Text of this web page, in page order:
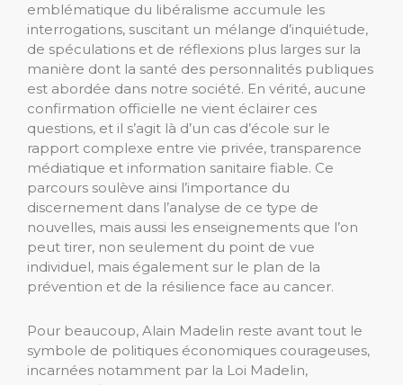
emblématique du libéralisme accumule les
interrogations, suscitant un mélange d’inquiétude,
de spéculations et de réflexions plus larges sur la
manière dont la santé des personnalités publiques
est abordée dans notre société. En vérité, aucune
confirmation officielle ne vient éclairer ces
questions, et il s’agit là d’un cas d’école sur le
rapport complexe entre vie privée, transparence
médiatique et information sanitaire fiable. Ce
parcours soulève ainsi l’importance du
discernement dans l’analyse de ce type de
nouvelles, mais aussi les enseignements que l’on
peut tirer, non seulement du point de vue
individuel, mais également sur le plan de la
prévention et de la résilience face au cancer.
Pour beaucoup, Alain Madelin reste avant tout le
symbole de politiques économiques courageuses,
incarnées notamment par la Loi Madelin,